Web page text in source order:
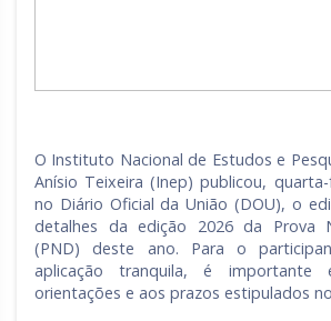
O Instituto Nacional de Estudos e
Anísio Teixeira (Inep) publicou,
no Diário Oficial da União (DOU), o
detalhes da edição 2026 da Prova
(PND) deste ano. Para o
aplicação tranquila, é importante
orientações e aos prazos estipulados